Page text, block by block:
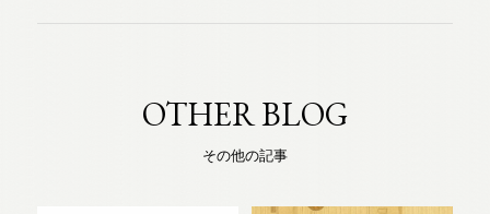
OTHER BLOG
その他の記事